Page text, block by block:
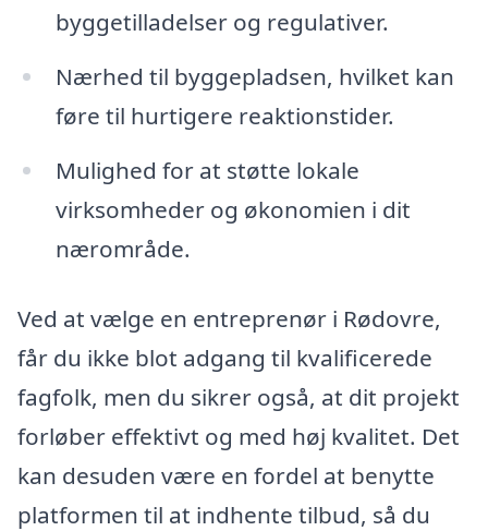
byggetilladelser og regulativer.
Nærhed til byggepladsen, hvilket kan
føre til hurtigere reaktionstider.
Mulighed for at støtte lokale
virksomheder og økonomien i dit
nærområde.
Ved at vælge en entreprenør i Rødovre,
får du ikke blot adgang til kvalificerede
fagfolk, men du sikrer også, at dit projekt
forløber effektivt og med høj kvalitet. Det
kan desuden være en fordel at benytte
platformen til at indhente tilbud, så du